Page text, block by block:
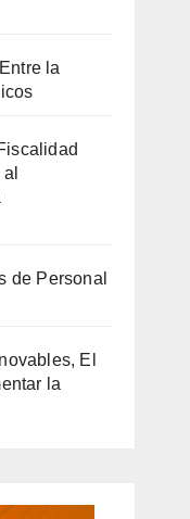
la
de Personal
El
la